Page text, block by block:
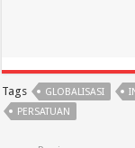
Tags GLOBALISASI
PERSATUAN